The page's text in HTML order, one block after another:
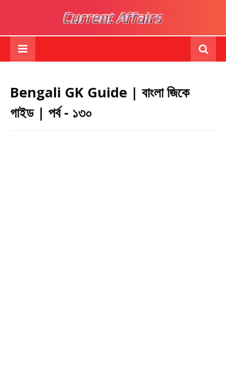
Bengali GK Guide | বাংলা জিকে
গাইড | পর্ব - ১৩০